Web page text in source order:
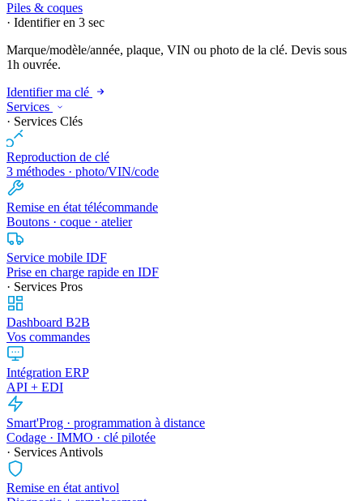
Piles & coques
· Identifier en 3 sec
Marque/modèle/année, plaque, VIN ou photo de la clé. Devis sous
1h ouvrée.
Identifier ma clé
Services
· Services Clés
Reproduction de clé
3 méthodes · photo/VIN/code
Remise en état télécommande
Boutons · coque · atelier
Service mobile IDF
Prise en charge rapide en IDF
· Services Pros
Dashboard B2B
Vos commandes
Intégration ERP
API + EDI
Smart'Prog · programmation à distance
Codage · IMMO · clé pilotée
· Services Antivols
Remise en état antivol